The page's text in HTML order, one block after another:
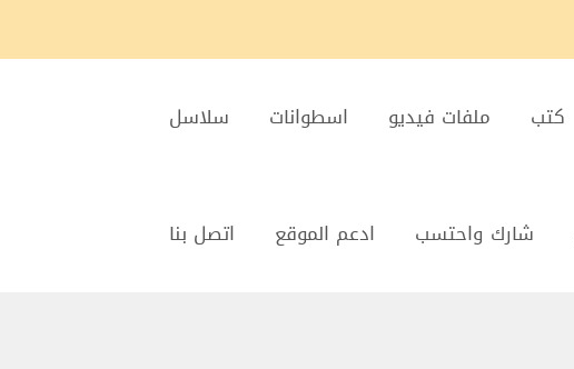
كتب ملفات فيديو اسطوانات سلاسل
شارك واحتسب ادعم الموقع اتصل بنا